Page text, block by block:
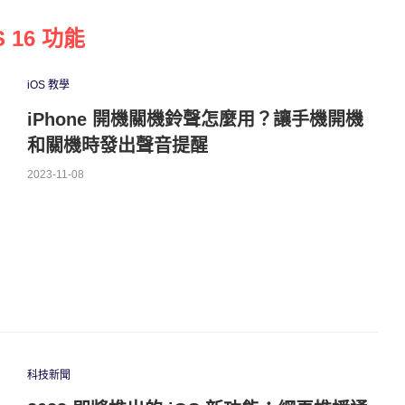
16 功能
iOS 教學
iPhone 開機關機鈴聲怎麼用？讓手機開機
和關機時發出聲音提醒
2023-11-08
科技新聞